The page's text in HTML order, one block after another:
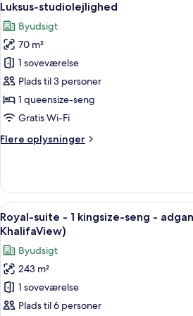
senge
alle
billeder
af
Luksus-
studiolejlighed
16
Luksus-studiolejlighed
Byudsigt
70 m²
1 soveværelse
Plads til 3 personer
1 queensize-seng
Gratis Wi-Fi
Flere oplysninger
Flere
studiolejlighed
Indlæs
alle
billeder
af
Royal-
suite
-
Et
8
Royal-suite - 1 kingsize-seng -
KhalifaView)
Byudsigt
243 m²
1 soveværelse
Plads til 6 personer